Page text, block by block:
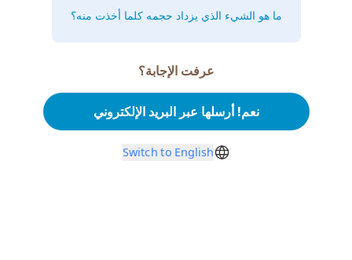
ما هو الشيء الذي يزداد حجمه كلما أخذت منه؟
عرفت الإجابة؟
نعم! أرسلها عبر البريد الإلكتروني
Switch to English